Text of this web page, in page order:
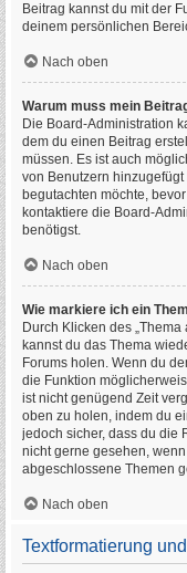
Beitrag kannst du mit der
deinem persönlichen
Nach oben
Warum muss mein
Die Board-Administration
dem du einen Beitrag
müssen. Es ist auch
von Benutzern
begutachten möchte,
kontaktiere die Board-
benötigst.
Nach oben
Wie markiere ich ein
Durch Klicken des
kannst du das Thema
Forums holen. Wenn du
die Funktion
ist nicht genügend Zeit
oben zu holen, indem du
jedoch sicher, dass du die
nicht gerne gesehen,
abgeschlossene Themen
Nach oben
Textformatierung